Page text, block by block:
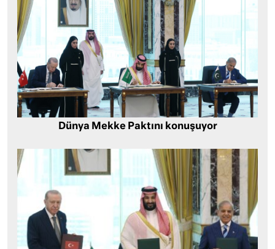
Dünya Mekke Paktını konuşuyor